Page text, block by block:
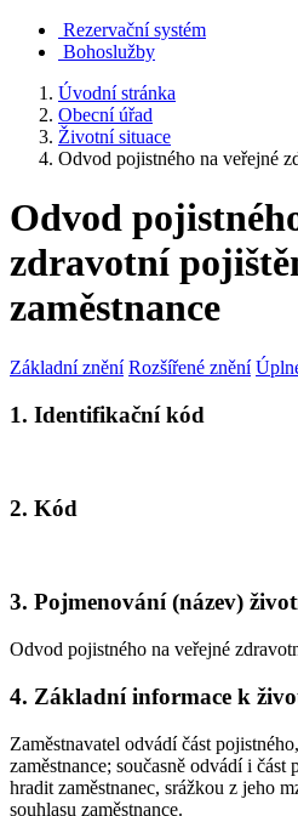
Rezervační systém
Bohoslužby
Úvodní stránka
Obecní úřad
Životní situace
Odvod pojistného na veřejné
Odvod
zdravotní
zaměstnance
Základní znění Rozšířené znění
1. Identifikační kód
2. Kód
3. Pojmenování (název)
Odvod pojistného na veřejné
4. Základní informace k
Zaměstnavatel odvádí část
zaměstnance; současně odvádí i
hradit zaměstnanec, srážkou z jeho
souhlasu zaměstnance.